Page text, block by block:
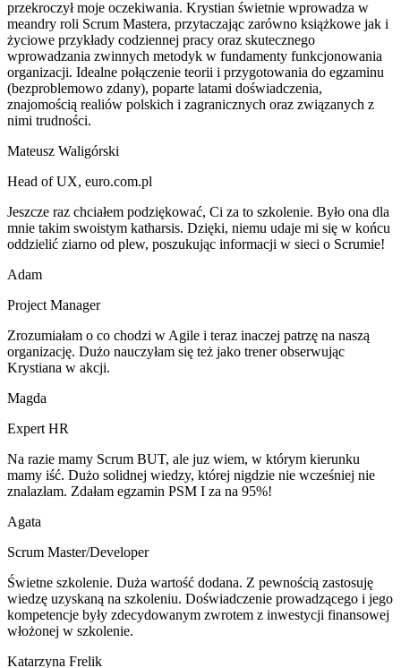
przekroczył moje oczekiwania. Krystian świetnie wprowadza w
meandry roli Scrum Mastera, przytaczając zarówno książkowe jak i
życiowe przykłady codziennej pracy oraz skutecznego
wprowadzania zwinnych metodyk w fundamenty funkcjonowania
organizacji. Idealne połączenie teorii i przygotowania do egzaminu
(bezproblemowo zdany), poparte latami doświadczenia,
znajomością realiów polskich i zagranicznych oraz związanych z
nimi trudności.
Mateusz Waligórski
Head of UX, euro.com.pl
Jeszcze raz chciałem podziękować, Ci za to szkolenie. Było ona dla
mnie takim swoistym katharsis. Dzięki, niemu udaje mi się w końcu
oddzielić ziarno od plew, poszukując informacji w sieci o Scrumie!
Adam
Project Manager
Zrozumiałam o co chodzi w Agile i teraz inaczej patrzę na naszą
organizację. Dużo nauczyłam się też jako trener obserwując
Krystiana w akcji.
Magda
Expert HR
Na razie mamy Scrum BUT, ale juz wiem, w którym kierunku
mamy iść. Dużo solidnej wiedzy, której nigdzie nie wcześniej nie
znalazłam. Zdałam egzamin PSM I za na 95%!
Agata
Scrum Master/Developer
Świetne szkolenie. Duża wartość dodana. Z pewnością zastosuję
wiedzę uzyskaną na szkoleniu. Doświadczenie prowadzącego i jego
kompetencje były zdecydowanym zwrotem z inwestycji finansowej
włożonej w szkolenie.
Katarzyna Frelik